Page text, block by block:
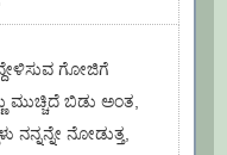
ಗೋಜಿಗೆ
ಮುಚ್ಚಿದೆ ಬಿಡು ಅಂತ,
ನನ್ನನ್ನೇ ನೋಡುತ್ತ,